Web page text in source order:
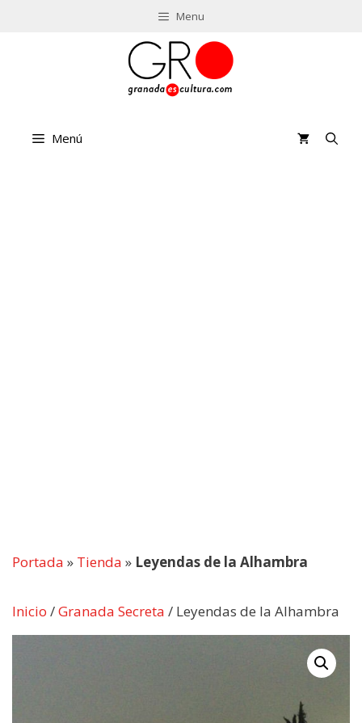
Menu
Menú
Portada » Tienda » Leyendas de la Alhambra
Inicio /Granada Secreta / Leyendas de la Alhambra